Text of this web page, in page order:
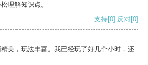
理解知识点。
支持[0] 反对[0]
美，玩法丰富。我已经玩了好几个小时，还